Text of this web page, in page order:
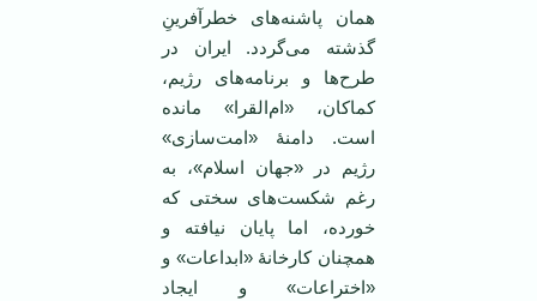
همان پاشنه‌های خطرآفرینِ
گذشته می‌گردد. ایران در
طرح‌ها و برنامه‌های رژیم،
کماکان، «ام‌القرا» مانده
است. دامنۀ «امت‌سازی»
رژیم در «جهان اسلام»، به
رغم شکست‌های سختی که
خورده، اما پایان نیافته و
همچنان کارخانۀ «ابداعات» و
«اختراعات» و ایجاد